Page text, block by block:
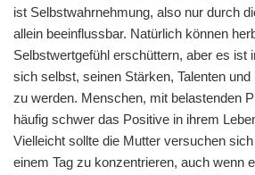
ist Selbstwahrnehmung, also nur durch
allein beeinflussbar. Natürlich können
Selbstwertgefühl erschüttern, aber es ist
sich selbst, seinen Stärken, Talenten
zu werden. Menschen, mit belastenden
häufig schwer das Positive in ihrem
Vielleicht sollte die Mutter versuchen
einem Tag zu konzentrieren, auch wenn